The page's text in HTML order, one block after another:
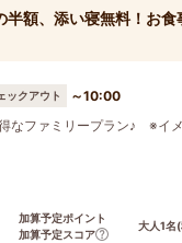
額、添い寝無料！お食
ックアウト
～10:00
なファミリープラン♪ ※イ
加算予定ポイント
加算予定スコア
大人1名